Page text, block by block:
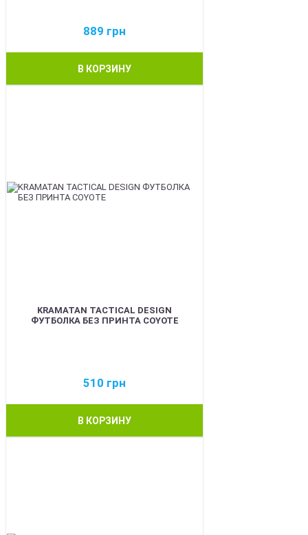
889 грн
В КОРЗИНУ
KRAMATAN TACTICAL DESIGN
ФУТБОЛКА БЕЗ ПРИНТА COYOTE
510 грн
В КОРЗИНУ